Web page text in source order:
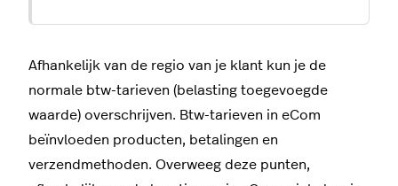
Afhankelijk van de regio van je klant kun je de
normale btw-tarieven (belasting toegevoegde
waarde) overschrijven. Btw-tarieven in eCom
beïnvloeden producten, betalingen en
verzendmethoden. Overweeg deze punten,